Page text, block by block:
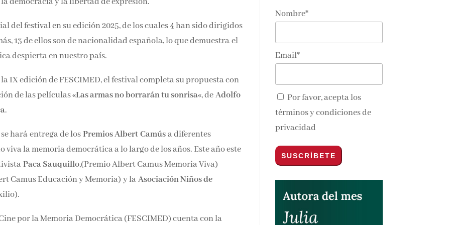
del festival en su edición 2025, de los cuales 4 han sido dirigidos
13 de ellos son de nacionalidad española, lo que demuestra el
despierta en nuestro país.
IX edición de FESCIMED, el festival completa su propuesta con
de las películas «Las armas no borrarán tu sonrisa«, deAdolfo
.
hará entrega de losPremios Albert Camúsa diferentes
la memoria democrática a lo largo de los años. Este año este
Paca Sauquillo,(Premio Albert Camus Memoria Viva)
Camus Educación y Memoria) y laAsociación Niños de
por la Memoria Democrática (FESCIMED) cuenta con la
Nombre*
Email*
Por favor, acepta los
términos y condiciones de
privacidad